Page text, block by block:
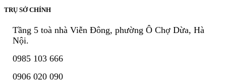
TRỤ SỞ CHÍNH
Tầng 5 toà nhà Viễn Đông, phường Ô Chợ Dừa, Hà
Nội.
0985 103 666
0906 020 090